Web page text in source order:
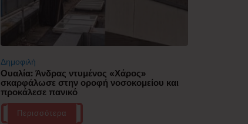
Δημοφιλή
Ουαλία: Άνδρας ντυμένος «Χάρος»
σκαρφάλωσε στην οροφή νοσοκομείου και
προκάλεσε πανικό
Περισσότερα